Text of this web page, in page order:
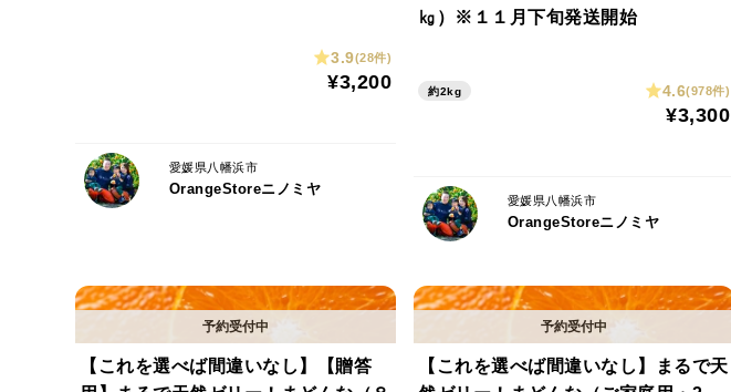
3.9(28件)
¥3,200
愛媛県八幡浜市
OrangeStoreニノミヤ
㎏）※１１月下旬発送開始
約2kg 4.6(978件)
¥3,300
愛媛県八幡浜市
OrangeStoreニノミヤ
【これを選べば間違いなし】【贈答
【これを選べば間違いなし】まるで天